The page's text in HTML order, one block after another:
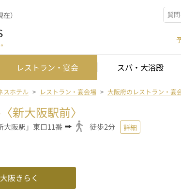
）
レストラン・宴会 スパ・大浴殿
スホテル レストラン・宴会場 大阪府のレストラン・宴
新大阪駅前〉
大阪駅」東口11番 徒歩2分 詳細
阪きらく